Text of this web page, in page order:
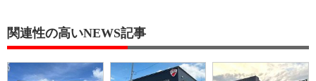
関連性の高いNEWS記事